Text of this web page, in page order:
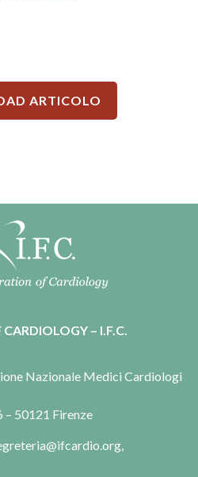
ARTICOLO
– I.F.C.
Nazionale Medici Cardiologi
– 50121 Firenze